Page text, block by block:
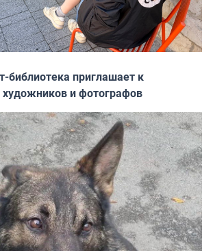
библиотека приглашает к
художников и фотографов